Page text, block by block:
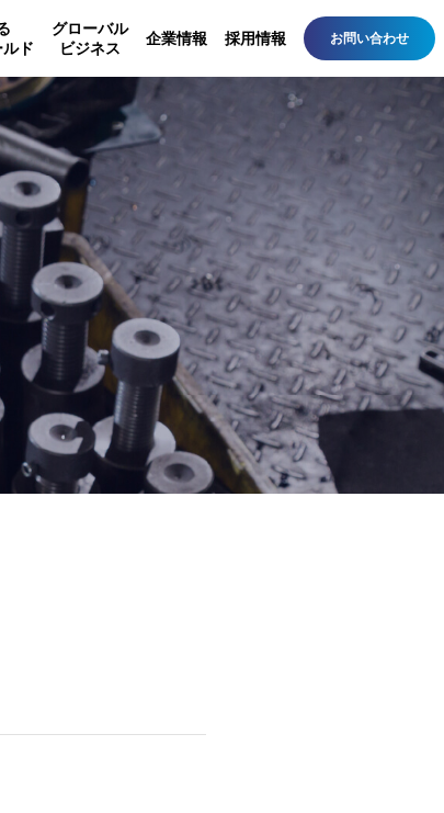
設備・その他
設備
素材
バイオトイレ
安全器（信和エンジニ
アリング）
各種認定試験装置（信
和エンジニアリング）
その他
ド
グローバル
ビジネス
企業情報
所・営業所一覧
採用情報 お問い合わせ